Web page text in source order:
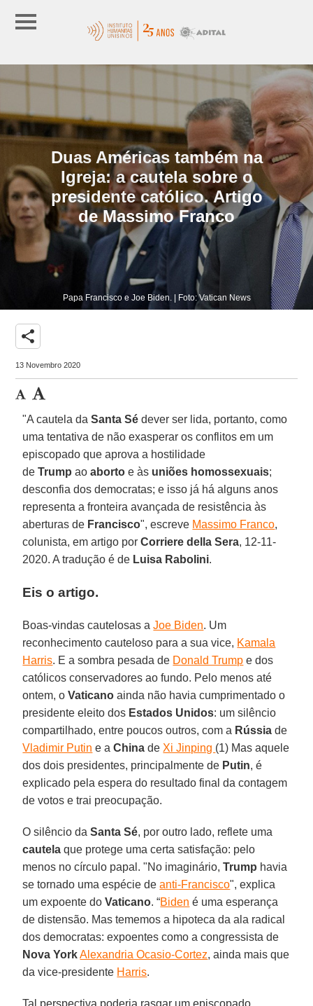
Duas Américas também na
Igreja: a cautela sobre o
presidente católico. Artigo
de Massimo Franco
Papa Francisco e Joe Biden. | Foto: Vatican News
share
13 Novembro 2020
"A cautela daSanta Sé dever ser lida, portanto, como
uma tentativa de não exasperar os conflitos em um
episcopado que aprova a hostilidade
deTrump aoaborto e às uniões homossexuais;
desconfia dos democratas; e isso já há alguns anos
representa a fronteira avançada de resistência às
aberturas de Francisco", escreve Massimo Franco,
colunista, em artigo porCorriere della Sera, 12-11-
2020. A tradução é de Luisa Rabolini.
Eis o artigo.
Boas-vindas cautelosas aJoe Biden. Um
reconhecimento cauteloso para a sua vice, Kamala
Harris. E a sombra pesada de Donald Trump e dos
católicos conservadores ao fundo. Pelo menos até
ontem, oVaticano ainda não havia cumprimentado o
presidente eleito dos Estados Unidos: um silêncio
compartilhado, entre poucos outros, com a Rússia de
Vladimir Putin e aChina de Xi Jinping (1) Mas aquele
dos dois presidentes, principalmente de Putin, é
explicado pela espera do resultado final da contagem
de votos e trai preocupação.
O silêncio daSanta Sé, por outro lado, reflete uma
cautela que protege uma certa satisfação: pelo
menos no círculo papal. "No imaginário,Trump havia
se tornado uma espécie deanti-Francisco", explica
um expoente doVaticano. “Biden é uma esperança
de distensão. Mas tememos a hipoteca da ala radical
dos democratas: expoentes como a congressista de
Nova York Alexandria Ocasio-Cortez, ainda mais que
da vice-presidente Harris.
Tal perspectiva poderia rasgar um episcopado